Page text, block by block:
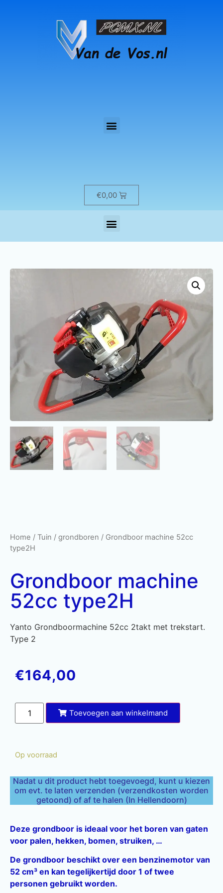
€0,00
Home / Tuin / grondboren / Grondboor machine 52cc
type2H
Grondboor machine
52cc type2H
Yanto Grondboormachine 52cc 2takt met trekstart.
Type 2
€164,00
Toevoegen aan winkelmand
Op voorraad
Nadat u dit product hebt toegevoegd, kunt u kiezen
om evt. te laten verzenden (verzendkosten worden
getoond) of af te halen (In Hellendoorn)
Deze grondboor is ideaal voor het boren van gaten
voor palen, hekken, bomen, struiken, …
De grondboor beschikt over een benzinemotor van
52 cm³ en kan tegelijkertijd door 1 of twee
personen gebruikt worden.